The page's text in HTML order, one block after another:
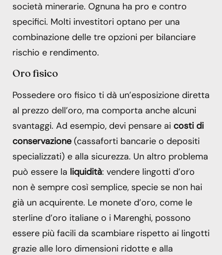
società minerarie. Ognuna ha pro e contro
specifici. Molti investitori optano per una
combinazione delle tre opzioni per bilanciare
rischio e rendimento.
Oro fisico
Possedere oro fisico ti dà un’esposizione diretta
al prezzo dell’oro, ma comporta anche alcuni
svantaggi. Ad esempio, devi pensare ai costi di
conservazione(cassaforti bancarie o depositi
specializzati) e alla sicurezza. Un altro problema
può essere la liquidità: vendere lingotti d’oro
non è sempre così semplice, specie se non hai
già un acquirente. Le monete d’oro, come le
sterline d’oro italiane o i Marenghi, possono
essere più facili da scambiare rispetto ai lingotti
grazie alle loro dimensioni ridotte e alla